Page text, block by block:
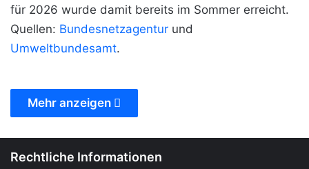
für 2026 wurde damit bereits im Sommer erreicht.
Quellen: Bundesnetzagentur und
Umweltbundesamt.
Mehr anzeigen
Rechtliche Informationen